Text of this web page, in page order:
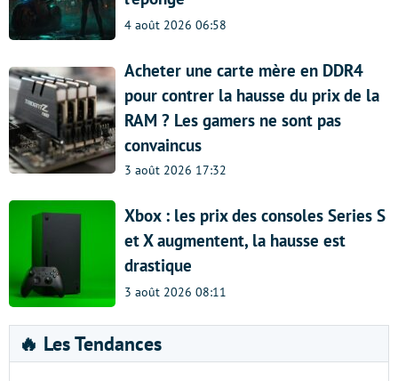
4 août 2026 06:58
Acheter une carte mère en DDR4
pour contrer la hausse du prix de la
RAM ? Les gamers ne sont pas
convaincus
3 août 2026 17:32
Xbox : les prix des consoles Series S
et X augmentent, la hausse est
drastique
3 août 2026 08:11
🔥 Les Tendances